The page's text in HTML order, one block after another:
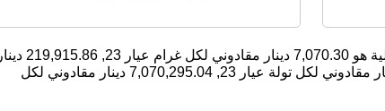
7,070.30 دينار مقادوني لكل غرام عيار 23, 219,915.86 دينار
مقادوني لكل تولة عيار 23, 7,070,295.04 دينار مقادوني لكل